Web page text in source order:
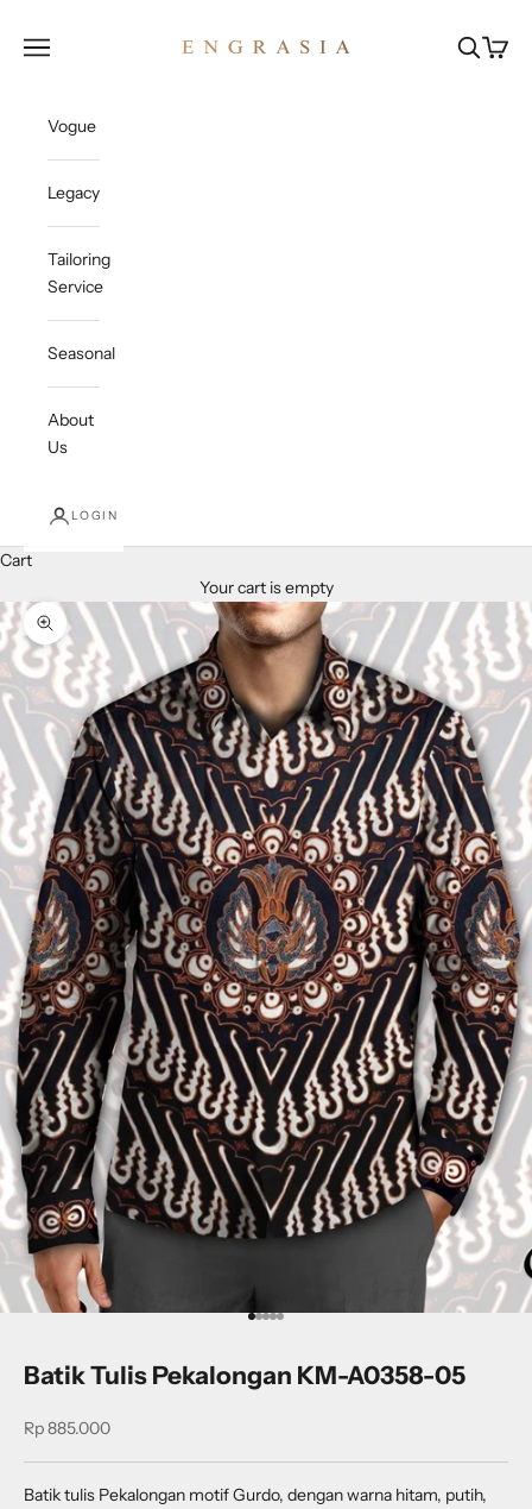
Open navigation menu OpenOpen
Vogue
Legacy
Tailoring
Service
Seasonal
About
Us
LOGIN
Cart
Your cart is empty
Zoom picture
Go to item 1
Go to item 2
Go to item 3
Go to item 4
Go to item 5
Batik Tulis Pekalongan KM-A0358-05
Sale price
Rp 885.000
Batik tulis Pekalongan motif Gurdo, dengan warna hitam, putih,